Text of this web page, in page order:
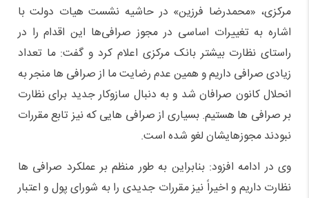
مرکزی، «محمدرضا فرزین» در حاشیه نشست هیات دولت با
اشاره به تغییرات اساسی در مجوز صرافی‌ها این اقدام را در
راستای نظارت بیشتر بانک مرکزی اعلام کرد و گفت: ما تعداد
زیادی صرافی داریم و همین عدم رضایت ما از صرافی ها منجر به
انحلال کانون صرافان شد و به دنبال سازوکار جدید برای نظارت
بر صرافی ها هستیم. بسیاری از صرافی هایی که نیز تابع مقررات
نبودند مجوزهایشان لغو شده است.
وی در ادامه افزود: بنابراین به طور منظم بر عملکرد صرافی ها
نظارت داریم و اخیراً نیز مقررات جدیدی را به شورای پول و اعتبار